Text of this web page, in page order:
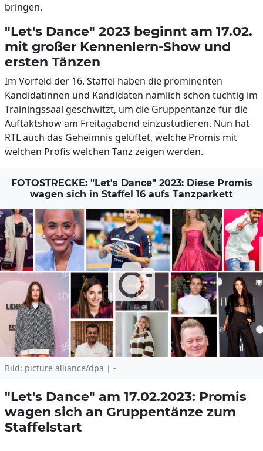
bringen.
"Let's Dance" 2023 beginnt am 17.02.
mit großer Kennenlern-Show und
ersten Tänzen
Im Vorfeld der 16. Staffel haben die prominenten
Kandidatinnen und Kandidaten nämlich schon tüchtig im
Trainingssaal geschwitzt, um die Gruppentänze für die
Auftaktshow am Freitagabend einzustudieren. Nun hat
RTL auch das Geheimnis gelüftet, welche Promis mit
welchen Profis welchen Tanz zeigen werden.
FOTOSTRECKE: "Let's Dance" 2023: Diese Promis
wagen sich in Staffel 16 aufs Tanzparkett
Bild: picture alliance/dpa | -
"Let's Dance" am 17.02.2023: Promis
wagen sich an Gruppentänze zum
Staffelstart